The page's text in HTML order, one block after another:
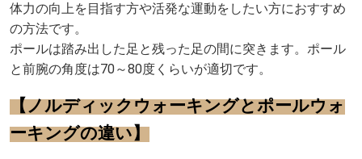
体力の向上を目指す方や活発な運動をしたい方におすすめ
の方法です。
ポールは踏み出した足と残った足の間に突きます。ポール
と前腕の角度は70～80度くらいが適切です。
【ノルディックウォーキングとポールウォ
ーキングの違い】